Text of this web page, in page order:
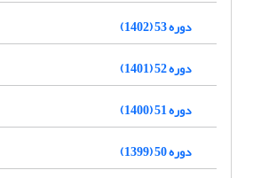
دوره 53 (1402)
دوره 52 (1401)
دوره 51 (1400)
دوره 50 (1399)